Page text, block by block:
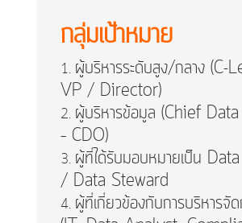
กลุ่มเป้าหมาย
ผู้บริหารระดับสูง/กลาง
VP / Director)
ผู้บริหารข้อมูล (Chief
– CDO)
ผู้ที่ได้รับมอบหมายเป็น
/ Data Steward
ผู้ที่เกี่ยวข้องกับการบริหารจั